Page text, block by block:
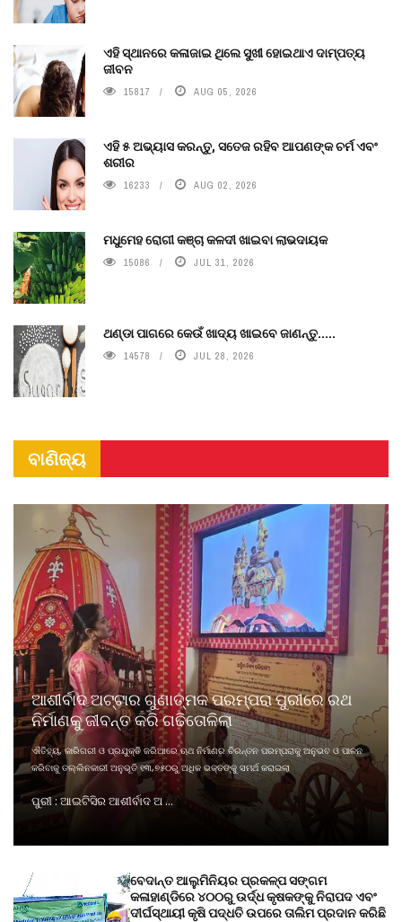
ଏହି ସ୍ଥାନରେ କଳାଜାଇ ଥିଲେ ସୁଖୀ ହୋଇଥାଏ ଦାମ୍ପତ୍ୟ
ଜୀବନ
15817 AUG 05, 2026
ଏହି ୫ ଅଭ୍ୟାସ କରନ୍ତୁ, ସତେଜ ରହିବ ଆପଣଙ୍କ ଚର୍ମ ଏବଂ
ଶରୀର
16233 AUG 02, 2026
ମଧୁମେହ ରୋଗୀ କଞ୍ଚା କଳଦୀ ଖାଇବା ଲାଭଦାୟକ
15086 JUL 31, 2026
ଥଣ୍ଡା ପାଗରେ କେଉଁ ଖାଦ୍ୟ ଖାଇବେ ଜାଣନ୍ତୁ.....
14578 JUL 28, 2026
ବାଣିଜ୍ୟ
ଆଶୀର୍ବାଦ ଅଟ୍ଟାର ଗୁଣାତ୍ମକ ପରମ୍ପରା ପୁରୀରେ ରଥ
ନିର୍ମାଣକୁ ଜୀବନ୍ତ କରି ଗଢିତୋଳିଲା
ଐତିହ୍ୟ, କାରିଗରୀ ଓ ପ୍ରଯୁକ୍ତି ଜରିଆରେ ଋଥ ନିର୍ମାଣର ଚିରନ୍ତନ ପରମ୍ପରାକୁ ଅନୁଭବ ଓ ପାଳନ
କରିବାକୁ ତଲ୍ଲିନକାରୀ ଅନୁଭୂତି ୧୩,୭୫୦ରୁ ଅଧିକ ଭକ୍ତଙ୍କୁ ସମର୍ଥ କରାଇଲା
ପୁରୀ : ଆଇଟିସିର ଆଶୀର୍ବାଦ ଅ ...
ବେଦାନ୍ତ ଆଲୁମିନିୟର ପ୍ରକଳ୍ପ ସଙ୍ଗମ
କଳାହାଣ୍ଡିରେ ୪୦୦ରୁ ଉର୍ଦ୍ଧ କୃଷକଙ୍କୁ ନିରାପଦ ଏବଂ
ଦୀର୍ଘସ୍ଥାୟୀ କୃଷି ପଦ୍ଧତି ଉପରେ ତାଲିମ ପ୍ରଦାନ କରିଛି